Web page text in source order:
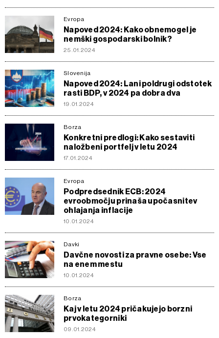
Evropa
Napoved 2024: Kako obnemogel je
nemški gospodarski bolnik?
25.01.2024
Slovenija
Napoved 2024: Lani poldrugi odstotek
rasti BDP, v 2024 pa dobra dva
19.01.2024
Borza
Konkretni predlogi: Kako sestaviti
naložbeni portfelj v letu 2024
17.01.2024
Evropa
Podpredsednik ECB: 2024
evroobmočju prinaša upočasnitev
ohlajanja inflacije
10.01.2024
Davki
Davčne novosti za pravne osebe: Vse
na enem mestu
10.01.2024
Borza
Kaj v letu 2024 pričakujejo borzni
prvokategorniki
09.01.2024